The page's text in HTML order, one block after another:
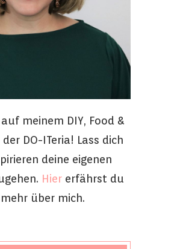
meinem DIY, Food &
DO-ITeria! Lass dich
deine eigenen
Hier erfährst du
über mich.